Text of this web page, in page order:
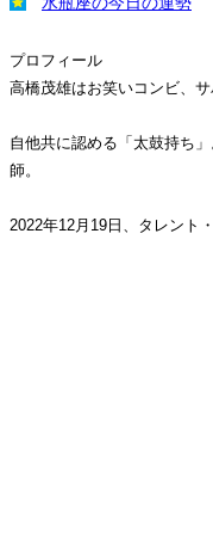
プロフィール
高橋茂雄はお笑いコンビ、サ
自他共に認める「太鼓持ち
師。
2022年12月19日、タレント